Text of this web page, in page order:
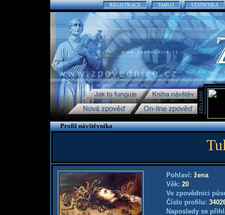
REGISTRACE TABLO STATISTIKA
Profil návštěvníka
Pohlaví: žena
Věk: 20
Ve zpovědnici
Číslo profilu:
Naposledy se